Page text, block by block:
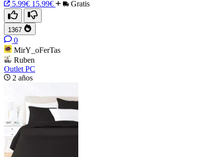
5.99€ 15.99€ Gratis
1367
0
MirY_oFerTas
Ruben
Outlet PC
2 años